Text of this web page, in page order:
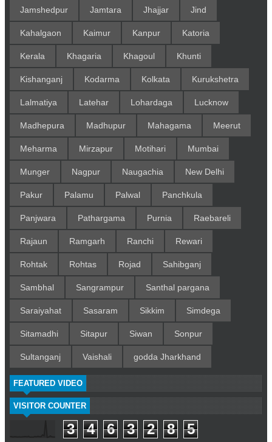
Jamshedpur Jamtara Jhajjar Jind
Kahalgaon Kaimur Kanpur Katoria
Kerala Khagaria Khagoul Khunti
Kishanganj Kodarma Kolkata Kurukshetra
Lalmatiya Latehar Lohardaga Lucknow
Madhepura Madhupur Mahagama Meerut
Meharma Mirzapur Motihari Mumbai
Munger Nagpur Naugachia New Delhi
Pakur Palamu Palwal Panchkula
Panjwara Pathargama Purnia Raebareli
Rajaun Ramgarh Ranchi Rewari
Rohtak Rohtas Rojad Sahibganj
Sambhal Sangrampur Santhal pargana
Saraiyahat Sasaram Sikkim Simdega
Sitamadhi Sitapur Siwan Sonpur
Sultanganj Vaishali godda Jharkhand
FEATURED VIDEO
VISITOR COUNTER
3 4 6 3 2 8 5